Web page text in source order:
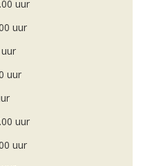
uur
uur
uur
uur
uur